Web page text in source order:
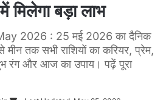
मिलेगा बड़ा लाभ
2026 : 25 मई 2026 का दैनिक
तक सभी राशियों का करियर, प्रेम,
रंग और आज का उपाय। पढ़ें पूरा